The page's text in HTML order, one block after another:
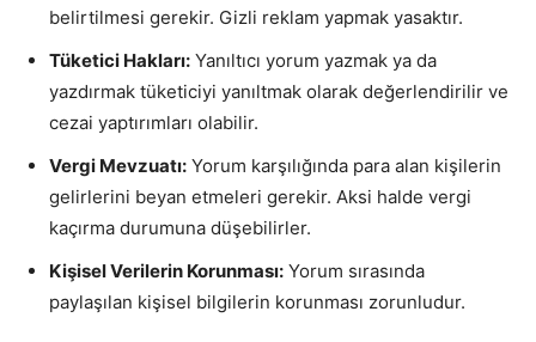
belirtilmesi gerekir. Gizli reklam yapmak yasaktır.
Tüketici Hakları: Yanıltıcı yorum yazmak ya da
yazdırmak tüketiciyi yanıltmak olarak değerlendirilir ve
cezai yaptırımları olabilir.
Vergi Mevzuatı: Yorum karşılığında para alan kişilerin
gelirlerini beyan etmeleri gerekir. Aksi halde vergi
kaçırma durumuna düşebilirler.
Kişisel Verilerin Korunması: Yorum sırasında
paylaşılan kişisel bilgilerin korunması zorunludur.